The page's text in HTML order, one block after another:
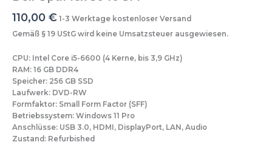
110,00 € 1-3 Werktage kostenloser Versand
Gemäß § 19 UStG wird keine Umsatzsteuer ausgewiesen.
CPU: Intel Core i5-6600 (4 Kerne, bis 3,9 GHz)
RAM: 16 GB DDR4
Speicher: 256 GB SSD
Laufwerk: DVD-RW
Formfaktor: Small Form Factor (SFF)
Betriebssystem: Windows 11 Pro
Anschlüsse: USB 3.0, HDMI, DisplayPort, LAN, Audio
Zustand: Refurbished